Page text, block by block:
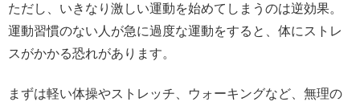
ただし、いきなり激しい運動を始めてしまうのは逆効果。
運動習慣のない人が急に過度な運動をすると、体にストレ
スがかかる恐れがあります。
まずは軽い体操やストレッチ、ウォーキングなど、無理の